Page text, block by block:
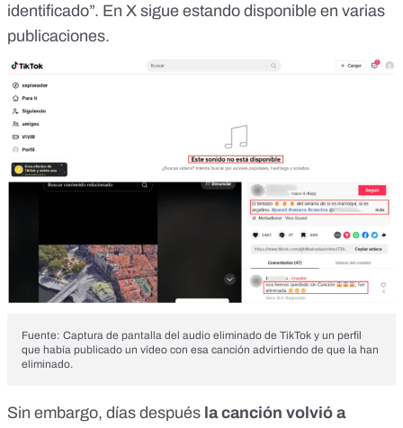
identificado”. En X sigue estando disponible en varias
publicaciones.
Fuente: Captura de pantalla del audio eliminado de TikTok y un perfil
que había publicado un vídeo con esa canción advirtiendo de que la han
eliminado.
Sin embargo, días después la canción volvió a